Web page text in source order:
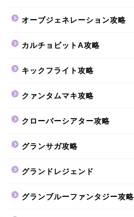
オーブジェネレーション攻略
カルチョビットA攻略
キックフライト攻略
クァンタムマキ攻略
クローバーシアター攻略
グランサガ攻略
グランドレジェンド
グランブルーファンタジー攻略